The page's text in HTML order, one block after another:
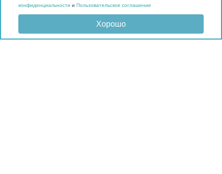
конфиденциальности и Пользовательское соглашение
Хорошо